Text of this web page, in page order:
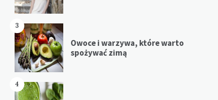
3
Owoce i warzywa, które warto
spożywać zimą
4